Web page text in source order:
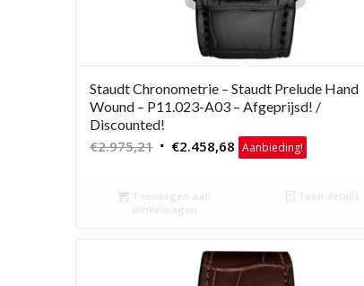
Staudt Chronometrie – Staudt Prelude Hand
Wound – P11.023-A03 – Afgeprijsd! /
Discounted!
€2.975,21 Oorspronkelijke
€2.975,21.
€2.458,68Huidige
prijs
€2.458,68.
Aanbieding!
Toevoegen aan
winkelwagen
Toon details